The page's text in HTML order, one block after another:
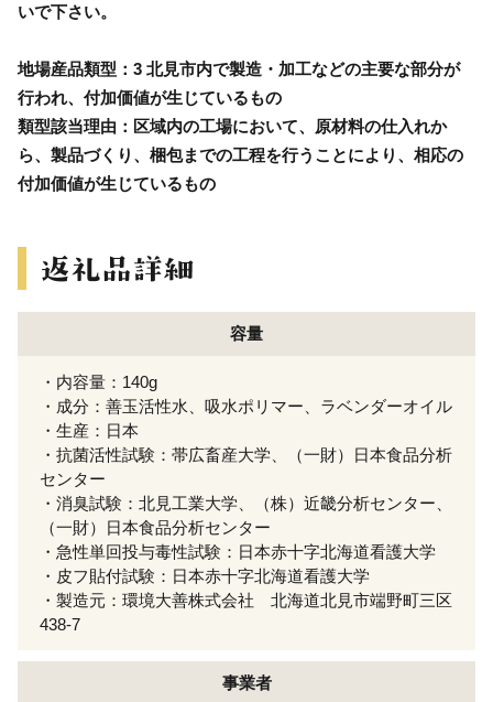
いで下さい。
地場産品類型：3 北見市内で製造・加工などの主要な部分が
行われ、付加価値が生じているもの
類型該当理由：区域内の工場において、原材料の仕入れか
ら、製品づくり、梱包までの工程を行うことにより、相応の
付加価値が生じているもの
容量
・内容量：140g
・成分：善玉活性水、吸水ポリマー、ラベンダーオイル
・生産：日本
・抗菌活性試験：帯広畜産大学、（一財）日本食品分析
センター
・消臭試験：北見工業大学、（株）近畿分析センター、
（一財）日本食品分析センター
・急性単回投与毒性試験：日本赤十字北海道看護大学
・皮フ貼付試験：日本赤十字北海道看護大学
・製造元：環境大善株式会社 北海道北見市端野町三区
438-7
事業者